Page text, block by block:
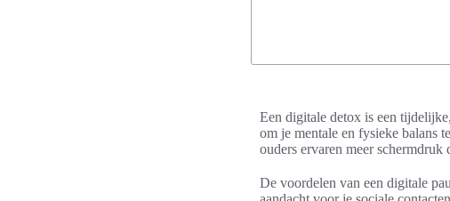
Een digitale detox is een
om je mentale en fysieke balans
ouders ervaren meer
De voordelen van een digitale